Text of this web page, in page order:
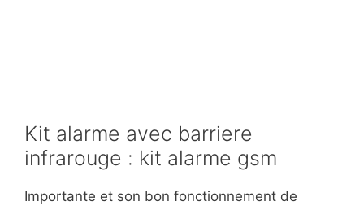
Kit alarme avec barriere
infrarouge : kit alarme gsm
Importante et son bon fonctionnement de